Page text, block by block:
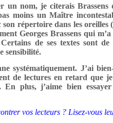
un nom, je citerais Brassens
moins un Maître
son répertoire dans les oreilles
Georges Brassens qui
de ses textes sont
sensibilité.
systématiquement. J’ai
de lectures en retard que
En plus, j’aime bien
vos lecteurs ? Lisez-vous